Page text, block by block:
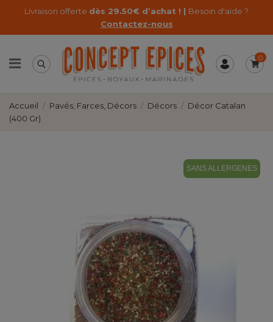
Livraison offerte dès 29.50€ d’achat ! | Besoin d'aide ?
Contactez-nous
0
Accueil Pavés, Farces, Décors Décors
Décor Catalan
(400 Gr)
SANS ALLERGENES